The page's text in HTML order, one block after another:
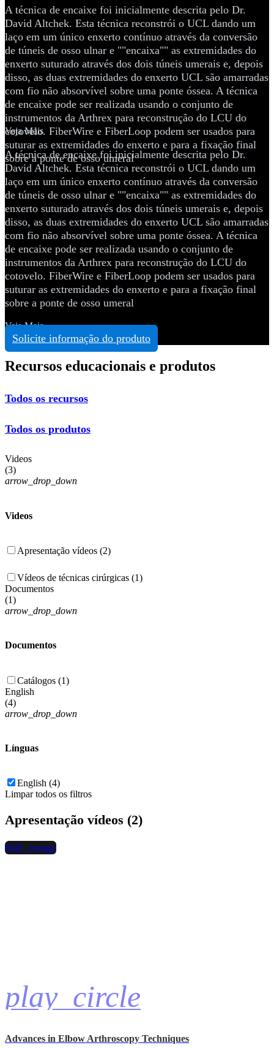
A técnica de encaixe foi inicialmente descrita pelo Dr.
David Altchek. Esta técnica reconstrói o UCL dando um
laço em um único enxerto contínuo através da conversão
de túneis de osso ulnar e ""encaixa"" as extremidades do
enxerto suturado através dos dois túneis umerais e, depois
disso, as duas extremidades do enxerto UCL são amarradas
com fio não absorvível sobre uma ponte óssea. A técnica
de encaixe pode ser realizada usando o conjunto de
instrumentos da Arthrex para reconstrução do LCU do
cotovelo. FiberWire e FiberLoop podem ser usados para
suturar as extremidades do enxerto e para a fixação final
sobre a ponte de osso umeral
Veja Mais
A técnica de encaixe foi inicialmente descrita pelo Dr.
David Altchek. Esta técnica reconstrói o UCL dando um
laço em um único enxerto contínuo através da conversão
de túneis de osso ulnar e ""encaixa"" as extremidades do
enxerto suturado através dos dois túneis umerais e, depois
disso, as duas extremidades do enxerto UCL são amarradas
com fio não absorvível sobre uma ponte óssea. A técnica
de encaixe pode ser realizada usando o conjunto de
instrumentos da Arthrex para reconstrução do LCU do
cotovelo. FiberWire e FiberLoop podem ser usados para
suturar as extremidades do enxerto e para a fixação final
sobre a ponte de osso umeral
Veja Mais
Solicite informação do produto
Recursos educacionais e produtos
Todos os recursos
Todos os produtos
Videos
(3)
arrow_drop_down
Videos
Apresentação vídeos (2)
Vídeos de técnicas cirúrgicas (1)
Documentos
(1)
arrow_drop_down
Documentos
Catálogos (1)
English
(4)
arrow_drop_down
Línguas
English (4)
Limpar todos os filtros
Apresentação vídeos (2)
play_circle
hide_image
Advances in Elbow Arthroscopy Techniques